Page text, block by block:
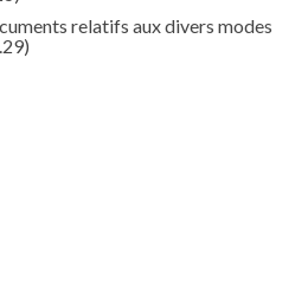
relatifs aux divers modes